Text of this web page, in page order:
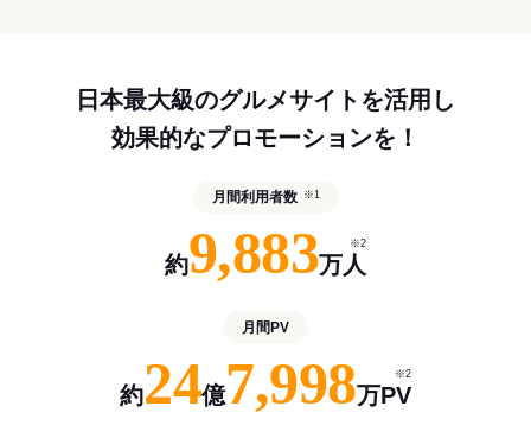
日本最大級のグルメサイトを活用し
効果的なプロモーションを！
月間利用者数 ※1
約9,883万人
※2
月間PV
約24億7,998万PV
※2